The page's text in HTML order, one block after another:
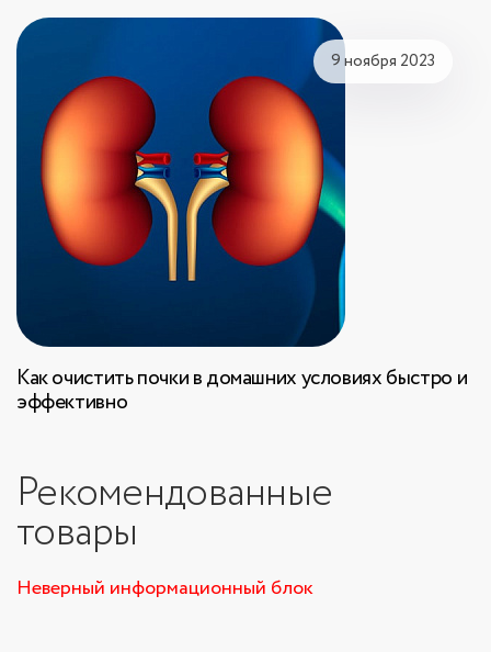
9 ноября 2023
Как очистить почки в домашних условиях быстро и
эффективно
Рекомендованные
товары
Неверный информационный блок